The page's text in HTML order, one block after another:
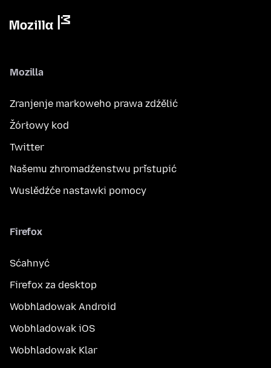
Mozilla
Zranjenje markoweho prawa zdźělić
Žórłowy kod
Twitter
Našemu zhromadźenstwu přistupić
Wuslědźće nastawki pomocy
Firefox
Sćahnyć
Firefox za desktop
Wobhladowak Android
Wobhladowak iOS
Wobhladowak Klar